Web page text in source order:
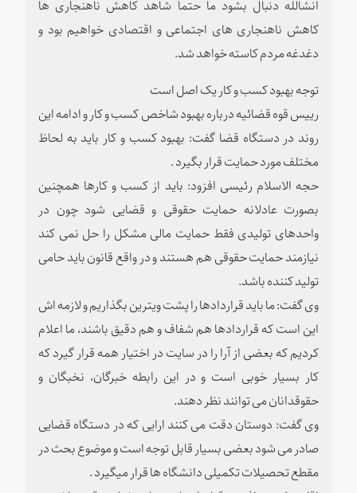
کاهش ناهنجاری های اجتماعی و اقتصادی خواهیم بود و
دغدغه مردم کاسته خواهد شد.
توجه بهبود کسب و کار یک اصل است
رییس قوه قضائیه درباره بهبود شاخص کسب و کار و ادامه این
روند در دستگاه قضا گفت: بهبود کسب و کار باید به لحاظ
مختلف مورد حمایت قرار بگیرد .
حجه الاسلام رئیسی افزود: باید از کسب و کارها همچنین
بصورت عادلانه حمایت حقوقی و قضایی شود چون در
واحدهای تولیدی فقط حمایت مالی مشکل را حل نمی کند
نیازمند حمایت حقوقی هم هستند و در واقع قانون باید حامی
تولید کننده باشد.
وی گفت: ما باید قراردادها را پشت ویترین بگذاریم و لازمه اش
این است که قراردادها هم شفاف و هم دقیق باشند، ما اعلام
کردیم که بعضی از آرا را در سایت در اختیار همه قرار گیرد که
کار بسیار خوبی است و در این رابطه خبرگان، نخبگان و
حقوقدانان می توانند نظر دهند.
وی گفت: دوستان دقت می کنند ارایی که در دستگاه قضایی
صادر می شود بعضی بسیار قابل توجه است و موضوع بحث در
مقطع تحصیلات تکمیلی دانشگاه ها قرار میگیرد .